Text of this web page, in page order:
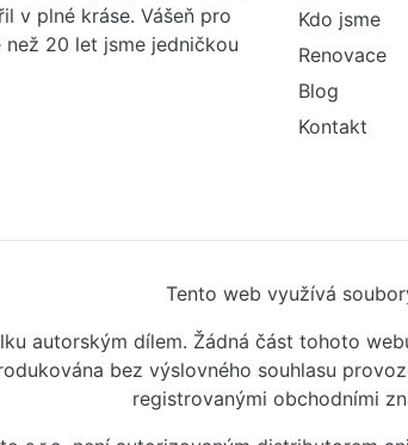
v plné kráse. Vášeň pro
20 let jsme jedničkou
Kdo jsme
Renovace
Blog
Kontakt
Tento web využívá
autorským dílem. Žádná část tohoto
bez výslovného souhlasu
registrovanými obchodními